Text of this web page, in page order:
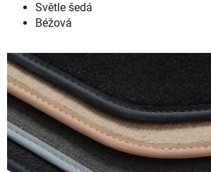
Světle šedá
Béžová